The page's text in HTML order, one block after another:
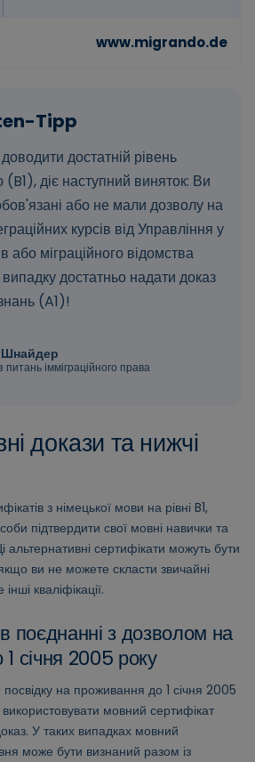
достатній рівень
діє наступний виняток: Ви
або не мали дозволу на
курсів від Управління у
або міграційного відомства
достатньо надати доказ
(A1)!
Шнайдер
питань імміграційного права
докази та нижчі
з німецької мови на рівні B1,
підтвердити свої мовні навички та
альтернативні сертифікати можуть бути
ви не можете скласти звичайні
кваліфікації.
поєднанні з дозволом на
січня 2005 року
на проживання до 1 січня 2005
використовувати мовний сертифікат
У таких випадках мовний
може бути визнаний разом із